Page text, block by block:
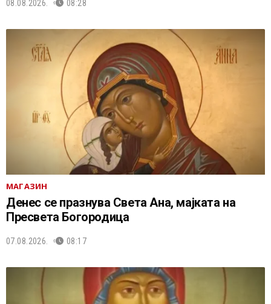
08.08.2026. 08:28
МАГАЗИН
Денес се празнува Света Ана, мајката на
Пресвета Богородица
07.08.2026. 08:17